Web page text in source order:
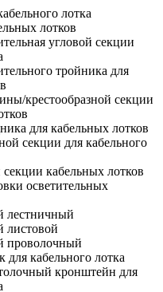
лотка
лотков
угловой секции
тройника для
крестообразной секции
для кабельных лотков
секции для кабельного
кабельных лотков
осветительных
лестничный
листовой
проволочный
для кабельного лотка
кронштейн для